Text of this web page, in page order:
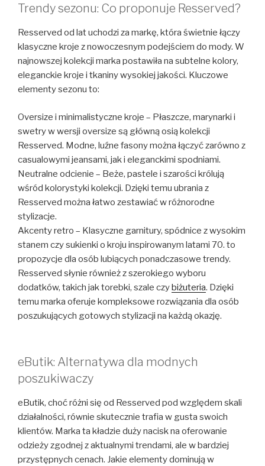
Trendy sezonu: Co proponuje Resserved?
Resserved od lat uchodzi za markę, która świetnie łączy
klasyczne kroje z nowoczesnym podejściem do mody. W
najnowszej kolekcji marka postawiła na subtelne kolory,
eleganckie kroje i tkaniny wysokiej jakości. Kluczowe
elementy sezonu to:
Oversize i minimalistyczne kroje – Płaszcze, marynarki i
swetry w wersji oversize są główną osią kolekcji
Resserved. Modne, luźne fasony można łączyć zarówno z
casualowymi jeansami, jak i eleganckimi spodniami.
Neutralne odcienie – Beże, pastele i szarości królują
wśród kolorystyki kolekcji. Dzięki temu ubrania z
Resserved można łatwo zestawiać w różnorodne
stylizacje.
Akcenty retro – Klasyczne garnitury, spódnice z wysokim
stanem czy sukienki o kroju inspirowanym latami 70. to
propozycje dla osób lubiących ponadczasowe trendy.
Resserved słynie również z szerokiego wyboru
dodatków, takich jak torebki, szale czybiżuteria. Dzięki
temu marka oferuje kompleksowe rozwiązania dla osób
poszukujących gotowych stylizacji na każdą okazję.
eButik: Alternatywa dla modnych
poszukiwaczy
eButik, choć różni się od Resserved pod względem skali
działalności, równie skutecznie trafia w gusta swoich
klientów. Marka ta kładzie duży nacisk na oferowanie
odzieży zgodnej z aktualnymi trendami, ale w bardziej
przystępnych cenach. Jakie elementy dominują w